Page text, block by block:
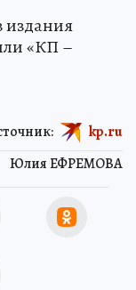
издания
«КП –
Юлия ЕФРЕМОВА
kp.ru